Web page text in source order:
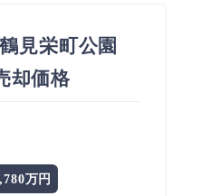
見栄町公園
却価格
万円